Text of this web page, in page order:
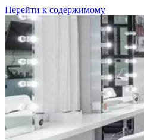
Перейти к содержимому